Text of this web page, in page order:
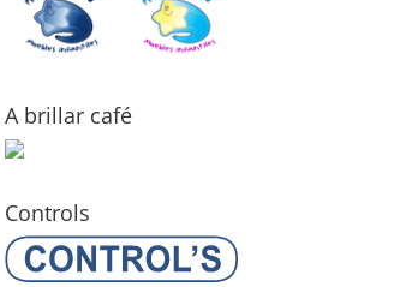
A brillar café
Controls